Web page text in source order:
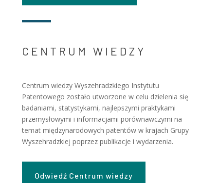
CENTRUM WIEDZY
Centrum wiedzy Wyszehradzkiego Instytutu
Patentowego zostało utworzone w celu dzielenia się
badaniami, statystykami, najlepszymi praktykami
przemysłowymi i informacjami porównawczymi na
temat międzynarodowych patentów w krajach Grupy
Wyszehradzkiej poprzez publikacje i wydarzenia.
Odwiedź Centrum wiedzy